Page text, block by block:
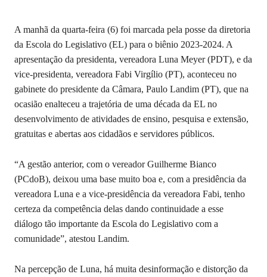
A manhã da quarta-feira (6) foi marcada pela posse da diretoria
da Escola do Legislativo (EL) para o biênio 2023-2024. A
apresentação da presidenta, vereadora Luna Meyer (PDT), e da
vice-presidenta, vereadora Fabi Virgílio (PT), aconteceu no
gabinete do presidente da Câmara, Paulo Landim (PT), que na
ocasião enalteceu a trajetória de uma década da EL no
desenvolvimento de atividades de ensino, pesquisa e extensão,
gratuitas e abertas aos cidadãos e servidores públicos.
“A gestão anterior, com o vereador Guilherme Bianco
(PCdoB), deixou uma base muito boa e, com a presidência da
vereadora Luna e a vice-presidência da vereadora Fabi, tenho
certeza da competência delas dando continuidade a esse
diálogo tão importante da Escola do Legislativo com a
comunidade”, atestou Landim.
Na percepção de Luna, há muita desinformação e distorção da